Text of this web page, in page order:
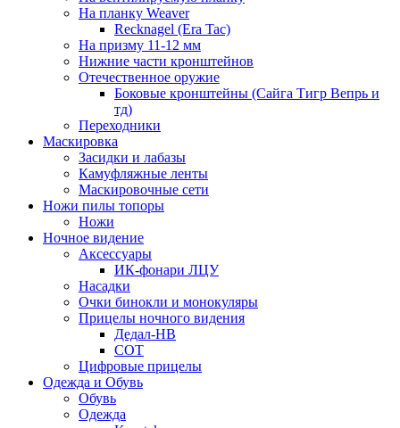
На планку Weaver
Recknagel (Era Tac)
На призму 11-12 мм
Нижние части кронштейнов
Отечественное оружие
Боковые кронштейны (Сайга Тигр Вепрь и
тд)
Переходники
Маскировка
Засидки и лабазы
Камуфляжные ленты
Маскировочные сети
Ножи пилы топоры
Ножи
Ночное видение
Аксессуары
ИК-фонари ЛЦУ
Насадки
Очки бинокли и монокуляры
Прицелы ночного видения
Дедал-НВ
СОТ
Цифровые прицелы
Одежда и Обувь
Обувь
Одежда